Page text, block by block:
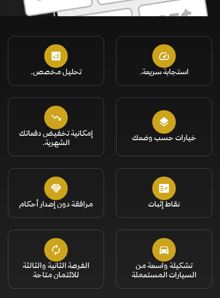
استجابة سريعة. تحليل مخصص.
خيارات حسب وضعك
إمكانية تخفيض دفعاتك
الشهرية.
نقاط إثبات مرافقة دون إصدار أحكام
تشكيلة واسعة من
السيارات المستعملة
الفرصة الثانية والثالثة
للائتمان متاحة